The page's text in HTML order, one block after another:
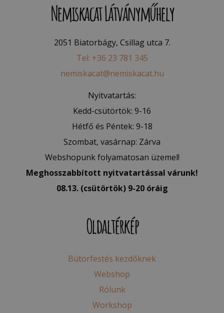
Nemiskacat Látványműhely
2051 Biatorbágy, Csillag utca 7.
Tel: +36 23 781 345
nemiskacat@nemiskacat.hu
Nyitvatartás:
Kedd-csütörtök: 9-16
Hétfő és Péntek: 9-18
Szombat, vasárnap: Zárva
Webshopunk folyamatosan üzemel!
Meghosszabbított nyitvatartással várunk!
08.13. (csütörtök) 9-20 óráig
Oldaltérkép
Bútorfestés kezdőknek
Webshop
Rólunk
Workshop